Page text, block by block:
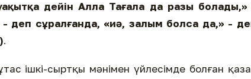
дейін Алла Тағала да разы
деп сұралғанда, «иә, залым болса да,» -
.
ішкі-сыртқы мәнімен үйлесімде болған